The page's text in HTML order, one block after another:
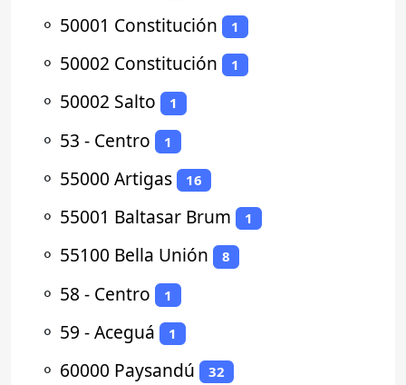
⚬ 50001 Constitución 1
⚬ 50002 Constitución 1
⚬ 50002 Salto 1
⚬ 53 - Centro 1
⚬ 55000 Artigas 16
⚬ 55001 Baltasar Brum 1
⚬ 55100 Bella Unión 8
⚬ 58 - Centro 1
⚬ 59 - Aceguá 1
⚬ 60000 Paysandú 32